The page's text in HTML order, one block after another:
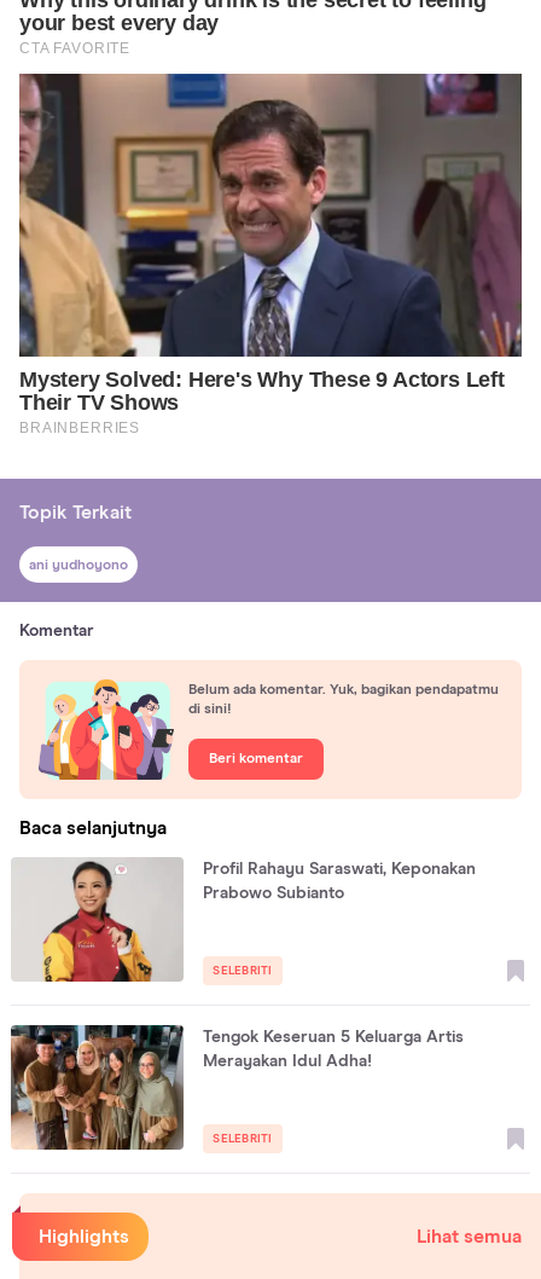
Topik Terkait
ani yudhoyono
Komentar
Belum ada komentar. Yuk, bagikan pendapatmu
di sini!
Beri komentar
Baca selanjutnya
Profil Rahayu Saraswati, Keponakan
Prabowo Subianto
SELEBRITI
Tengok Keseruan 5 Keluarga Artis
Merayakan Idul Adha!
SELEBRITI
Highlights Lihat semua